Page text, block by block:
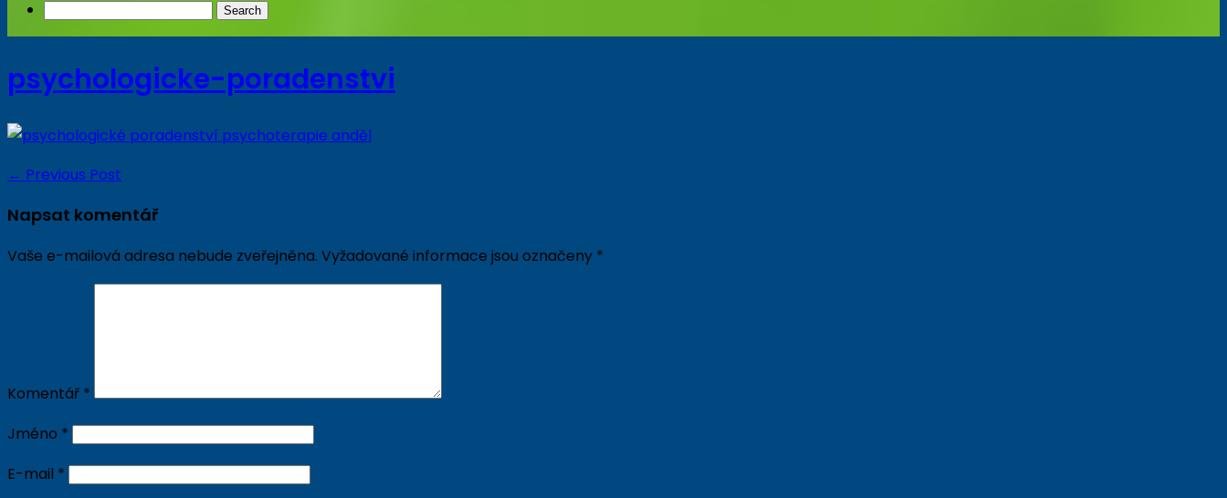
psychologicke-poradenstvi
← Previous Post
Napsat komentář
Vaše e-mailová adresa nebude zveřejněna. Vyžadované informace jsou označeny *
Komentář *
Jméno *
E-mail *